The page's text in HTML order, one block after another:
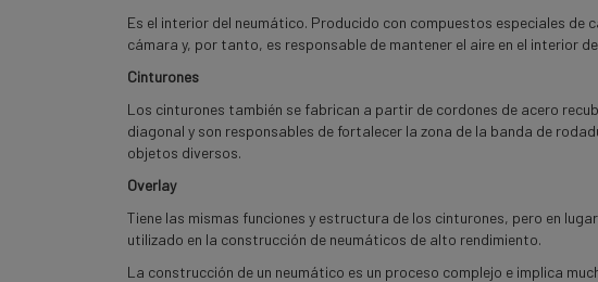
Es el interior del neumático. Producido con compuestos especiales de
cámara y, por tanto, es responsable de mantener el aire en el interior
Cinturones
Los cinturones también se fabrican a partir de cordones de acero
diagonal y son responsables de fortalecer la zona de la banda de
objetos diversos.
Overlay
Tiene las mismas funciones y estructura de los cinturones, pero en
utilizado en la construcción de neumáticos de alto rendimiento.
La construcción de un neumático es un proceso complejo e implica